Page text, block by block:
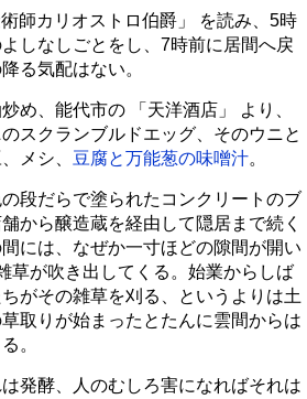
師カリオストロ伯爵」 を読み、5時
しなしごとをし、7時前に居間へ戻
る気配はない。
め、能代市の 「天洋酒店」 より、
スクランブルドエッグ、そのウニと
メシ、 豆腐と万能葱の味噌汁。
段だらで塗られたコンクリートのブ
から醸造蔵を経由して隠居まで続く
には、なぜか一寸ほどの隙間が開い
草が吹き出してくる。始業からしば
がその雑草を刈る、というよりは土
取りが始まったとたんに雲間からは
。
発酵、人のむしろ害になればそれは